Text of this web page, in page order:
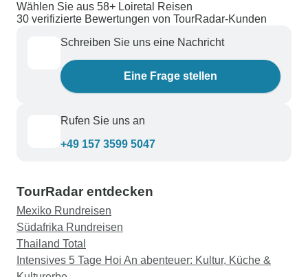
Wählen Sie aus 58+ Loiretal Reisen
30 verifizierte Bewertungen von TourRadar-Kunden
Schreiben Sie uns eine Nachricht
Eine Frage stellen
Rufen Sie uns an
+49 157 3599 5047
TourRadar entdecken
Mexiko Rundreisen
Südafrika Rundreisen
Thailand Total
Intensives 5 Tage Hoi An abenteuer: Kultur, Küche &